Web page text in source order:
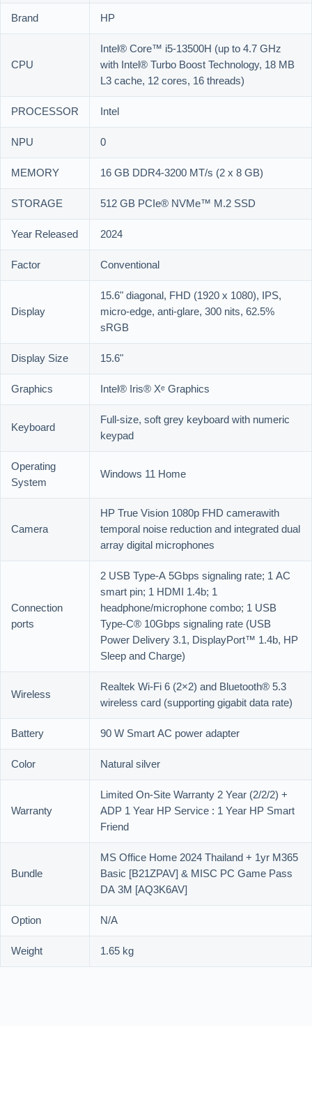
Brand HP
CPU
Intel® Core™ i5-13500H (up to 4.7 GHz
with Intel® Turbo Boost Technology, 18 MB
L3 cache, 12 cores, 16 threads)
PROCESSOR
Intel
NPU
0
MEMORY
16 GB DDR4-3200 MT/s (2 x 8 GB)
STORAGE
512 GB PCIe® NVMe™ M.2 SSD
Year Released
2024
Factor
Conventional
Display
15.6" diagonal, FHD (1920 x 1080), IPS,
micro-edge, anti-glare, 300 nits, 62.5%
sRGB
Display Size
15.6"
Graphics
Intel® Iris® Xᵉ Graphics
Keyboard
Full-size, soft grey keyboard with numeric
keypad
Operating
System
Windows 11 Home
Camera
HP True Vision 1080p FHD camerawith
temporal noise reduction and integrated dual
array digital microphones
Connection
ports
2 USB Type-A 5Gbps signaling rate; 1 AC
smart pin; 1 HDMI 1.4b; 1
headphone/microphone combo; 1 USB
Type-C® 10Gbps signaling rate (USB
Power Delivery 3.1, DisplayPort™ 1.4b, HP
Sleep and Charge)
Wireless
Realtek Wi-Fi 6 (2×2) and Bluetooth® 5.3
wireless card (supporting gigabit data rate)
Battery
90 W Smart AC power adapter
Color
Natural silver
Warranty
Limited On-Site Warranty 2 Year (2/2/2) +
ADP 1 Year HP Service : 1 Year HP Smart
Friend
Bundle
MS Office Home 2024 Thailand + 1yr M365
Basic [B21ZPAV] & MISC PC Game Pass
DA 3M [AQ3K6AV]
Option
N/A
Weight
1.65 kg